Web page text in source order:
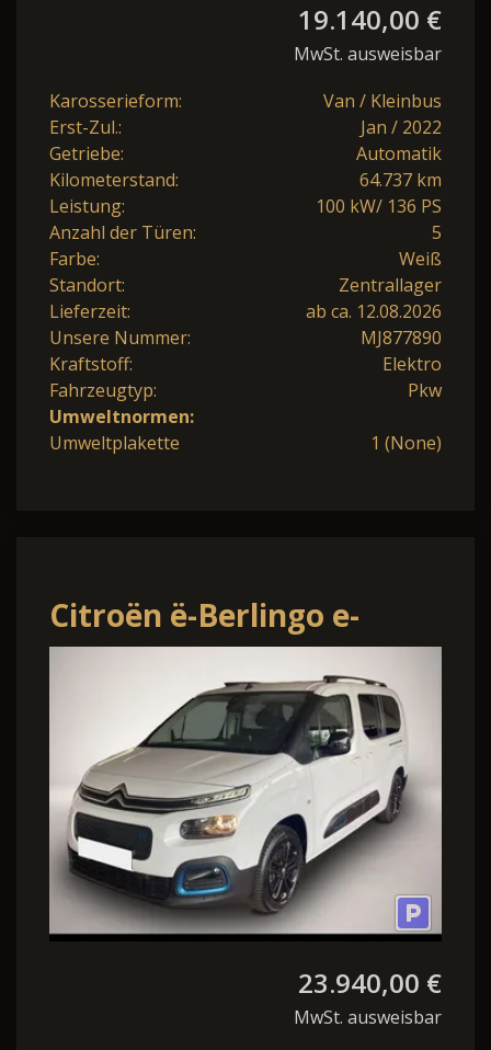
19.140,00 €
MwSt. ausweisbar
Karosserieform:
Van / Kleinbus
Erst-Zul.:
Jan / 2022
Getriebe:
Automatik
Kilometerstand:
64.737 km
Leistung:
100 kW/ 136 PS
Anzahl der Türen:
5
Farbe:
Weiß
Standort:
Zentrallager
Lieferzeit:
ab ca. 12.08.2026
Unsere Nummer:
MJ877890
Kraftstoff:
Elektro
Fahrzeugtyp:
Pkw
Umweltnormen:
Umweltplakette
1 (None)
Citroën ë-Berlingo e-
Berlingo Shine XL 11kw
Shz Kamera PDC v+h
23.940,00 €
MwSt. ausweisbar